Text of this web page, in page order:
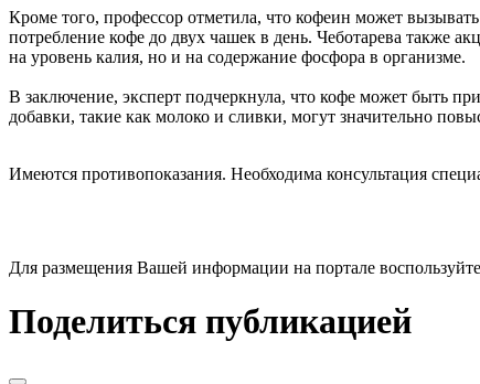
Кроме того, профессор отметила, что кофеин может
потребление кофе до двух чашек в день. Чеботарева также
на уровень калия, но и на содержание фосфора в организме.
В заключение, эксперт подчеркнула, что кофе может быть
добавки, такие как молоко и сливки, могут значительно
Имеются противопоказания. Необходима консультация
Для размещения Вашей информации на портале
Поделиться публикацией